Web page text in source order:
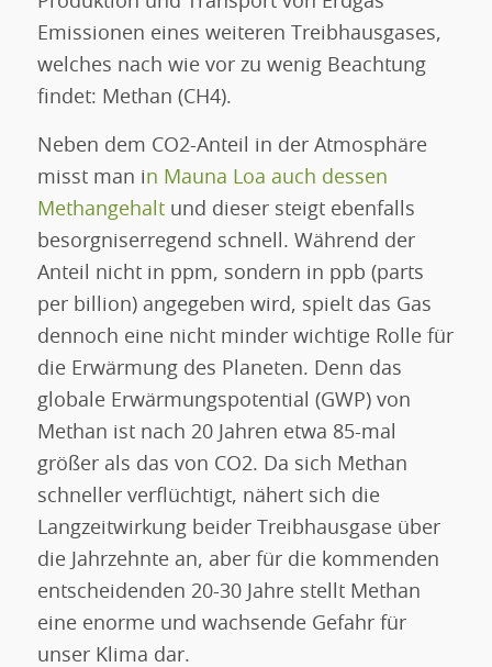
Emissionen eines weiteren Treibhausgases,
welches nach wie vor zu wenig Beachtung
findet: Methan (CH4).
Neben dem CO2-Anteil in der Atmosphäre
misst man in Mauna Loa auch dessen
Methangehaltund dieser steigt ebenfalls
besorgniserregend schnell. Während der
Anteil nicht in ppm, sondern in ppb (parts
per billion) angegeben wird, spielt das Gas
dennoch eine nicht minder wichtige Rolle für
die Erwärmung des Planeten. Denn das
globale Erwärmungspotential (GWP) von
Methan ist nach 20 Jahren etwa 85-mal
größer als das von CO2. Da sich Methan
schneller verflüchtigt, nähert sich die
Langzeitwirkung beider Treibhausgase über
die Jahrzehnte an, aber für die kommenden
entscheidenden 20-30 Jahre stellt Methan
eine enorme und wachsende Gefahr für
unser Klima dar.